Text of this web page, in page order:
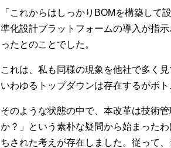
「これからはしっかりBOMを構築し
準化設計プラットフォームの導入が指
ったとのことでした。
これは、私も同様の現象を他社で多く見
いわゆるトップダウンは存在するがボ
そのような状態の中で、本改革は技術
か？」という素朴な疑問から始まった
ちされた考えが存在しました。従って